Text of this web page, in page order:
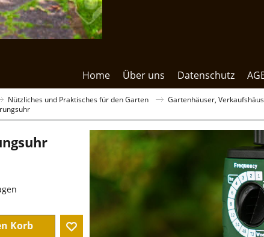
Home Über uns Datenschutz
Nützliches und Praktisches für den Garten
Gartenhäuser,